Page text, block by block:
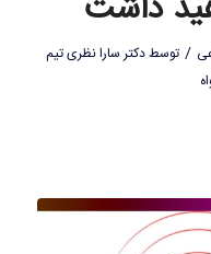
داشت
/ توسطدکتر سارا نظری تیم